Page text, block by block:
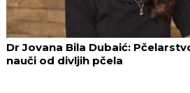
Dr Jovana Bila Dubaić:
nauči od divljih pčela